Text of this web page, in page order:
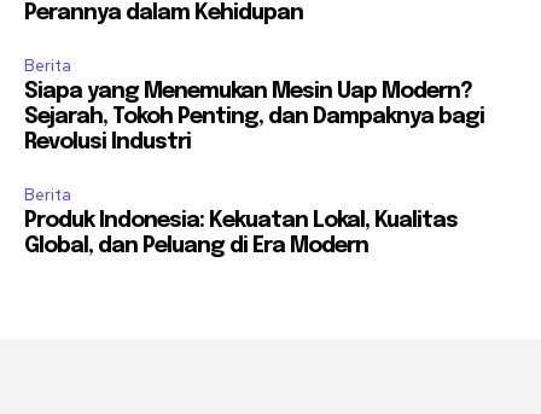
Perannya dalam Kehidupan
Berita
Siapa yang Menemukan Mesin Uap Modern?
Sejarah, Tokoh Penting, dan Dampaknya bagi
Revolusi Industri
Berita
Produk Indonesia: Kekuatan Lokal, Kualitas
Global, dan Peluang di Era Modern